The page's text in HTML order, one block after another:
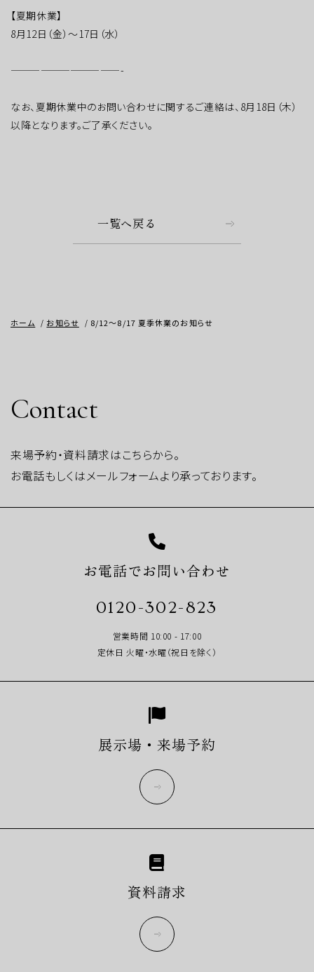
【夏期休業】
8月12日（金）～17日（水）
———————————-
なお、夏期休業中のお問い合わせに関するご連絡は、8月18日（木）
以降となります。ご了承ください。
一覧へ戻る
ホーム お知らせ 8/12～8/17 夏季休業のお知らせ
Contact
来場予約・資料請求はこちらから。
お電話もしくはメールフォームより承っております。
お電話でお問い合わせ
0120-302-823
営業時間 10:00 - 17:00
定休日 火曜・水曜（祝日を除く）
展示場・来場予約
資料請求